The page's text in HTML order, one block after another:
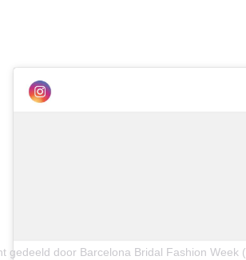
gedeeld door Barcelona Bridal Fashion Week